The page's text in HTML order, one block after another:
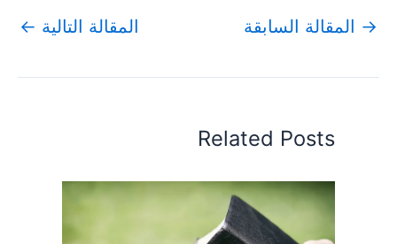
→المقالة السابقة المقالة التالية←
Related Posts